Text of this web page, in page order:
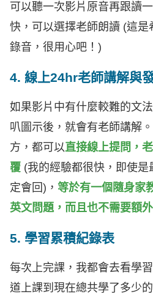
可以聽一次影片原音再跟讀
快，可以選擇老師朗讀 (這是
錄音，很用心吧！)
4. 線上24hr老師講解與
如果影片中有什麼較難的文
叭圖示後，就會有老師講解
方，都可以直接線上提問，
覆 (我的經驗都很快，即使
定會回)， 等於有一個隨身家
英文問題，而且也不需要額
5. 學習累積紀錄表
每次上完課，我都會去看學
道上課到現在總共學了多少